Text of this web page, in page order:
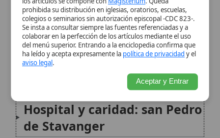
Hospital y caridad: san Pedro
de Stavanger
Patrimonio del pasado
católico en la región
Importancia histórica de la
sede de Stavanger
Citas y referencias